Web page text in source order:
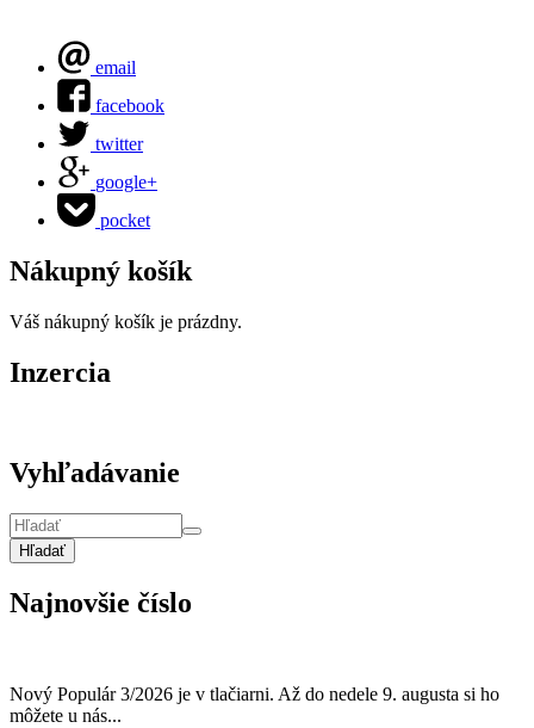
email
facebook
twitter
google+
pocket
Nákupný košík
Váš nákupný košík je prázdny.
Inzercia
Vyhľadávanie
Hľadať
Najnovšie číslo
Nový Populár 3/2026 je v tlačiarni. Až do nedele 9. augusta si ho
môžete u nás...